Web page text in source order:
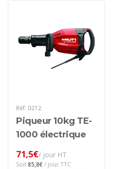
Réf: 0212
Piqueur 10kg TE-
1000 électrique
71,5€/ jour HT
Soit85,8€ / jour TTC